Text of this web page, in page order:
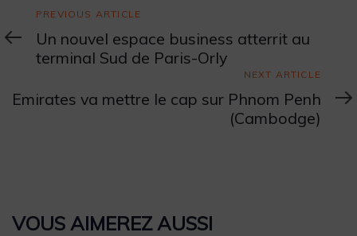
Previous
Article
PREVIOUS ARTICLE
Un nouvel espace business atterrit au
terminal Sud de Paris-Orly
Article
NEXT ARTICLE
Emirates va mettre le cap sur Phnom Penh
(Cambodge)
VOUS AIMEREZ AUSSI